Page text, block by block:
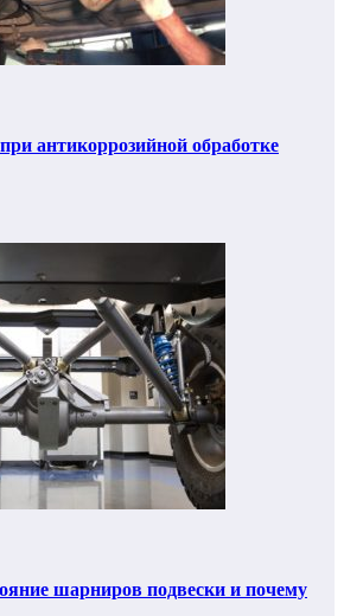
антикоррозийной обработке
шарниров подвески и почему